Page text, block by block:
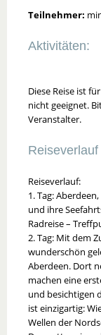
Teilnehmer:
Aktivitäten:
Diese Reise ist
nicht geeignet.
Veranstalter.
Reiseverlauf
Reiseverlauf:
1. Tag:
und ihre
Radreise –
2. Tag: Mit dem
wunderschön
Aberdeen. Dort
machen eine
und besichtigen
ist einzigartig:
Wellen der